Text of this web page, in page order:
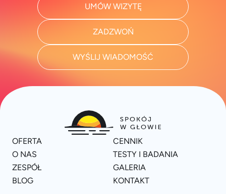
UMÓW WIZYTĘ
ZADZWOŃ
WYŚLIJ WIADOMOŚĆ
OFERTA
CENNIK
O NAS
TESTY I BADANIA
ZESPÓŁ
GALERIA
BLOG
KONTAKT